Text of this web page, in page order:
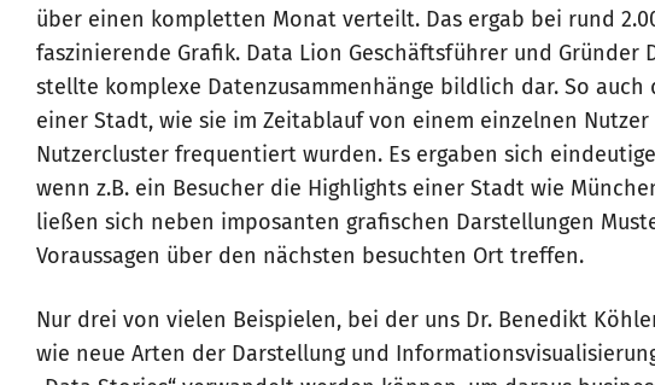
über einen kompletten Monat verteilt. Das ergab bei rund
faszinierende Grafik. Data Lion Geschäftsführer und Gründer
stellte komplexe Datenzusammenhänge bildlich dar. So
einer Stadt, wie sie im Zeitablauf von einem einzelnen
Nutzercluster frequentiert wurden. Es ergaben sich
wenn z.B. ein Besucher die Highlights einer Stadt wie
ließen sich neben imposanten grafischen Darstellungen
Voraussagen über den nächsten besuchten Ort treffen.
Nur drei von vielen Beispielen, bei der uns Dr. Benedikt
wie neue Arten der Darstellung und